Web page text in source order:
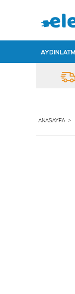
ANASAYFA